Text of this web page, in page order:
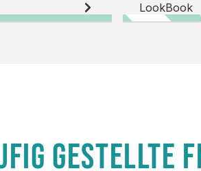
LookBook
GESTELLTE